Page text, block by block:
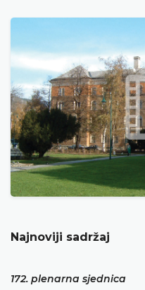
Najnoviji sadržaj
172. plenarna sjednica